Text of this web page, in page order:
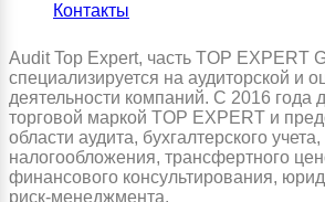
Контакты
Audit Top Expert, часть TOP EXPERT
специализируется на аудиторской и
деятельности компаний. С 2016 года
торговой маркой TOP EXPERT и
области аудита, бухгалтерского
налогообложения, трансфертного
финансового консультирования,
риск-менеджмента.